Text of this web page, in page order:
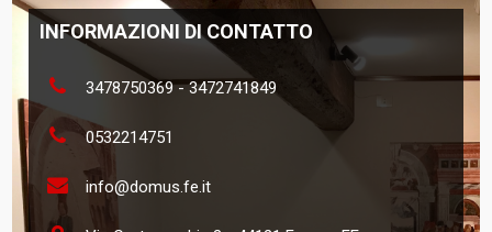
INFORMAZIONI DI CONTATTO
3478750369-3472741849
0532214751
info@domus.fe.it